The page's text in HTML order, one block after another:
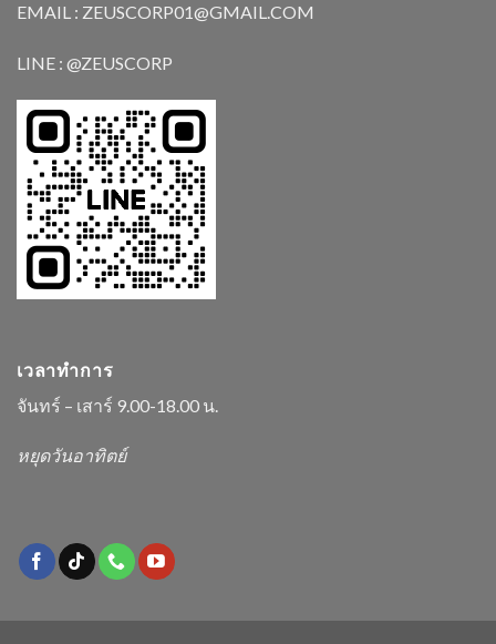
EMAIL : ZEUSCORP01@GMAIL.COM
LINE : @ZEUSCORP
เวลาทำการ
จันทร์ – เสาร์ 9.00-18.00 น.
หยุดวันอาทิตย์